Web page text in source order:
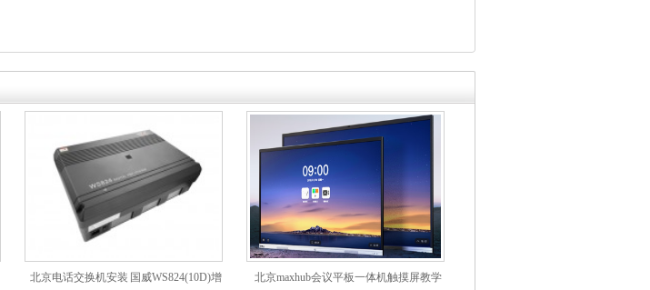
北京电话交换机安装 国威WS824(10D)增 北京maxhub会议平板一体机触摸屏教学